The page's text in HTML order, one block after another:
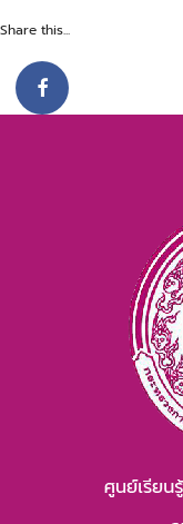
Share this...